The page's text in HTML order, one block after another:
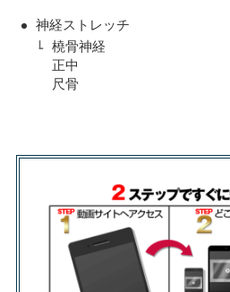
神経ストレッチ
橈骨神経
正中
尺骨